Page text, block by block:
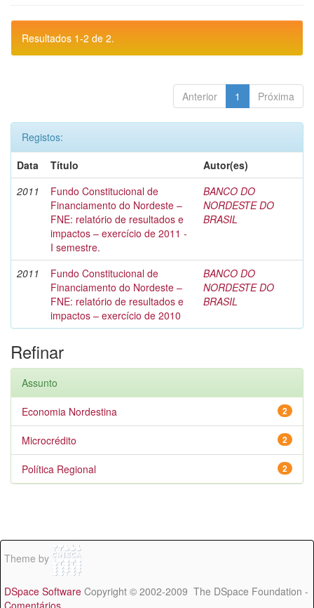
Resultados 1-2 de 2.
Anterior 1 Próxima
Registos:
Data
Título
Autor(es)
2011
Fundo Constitucional de
Financiamento do Nordeste –
FNE: relatório de resultados e
impactos – exercício de 2011 -
I semestre.
BANCO DO
NORDESTE DO
BRASIL
2011
Fundo Constitucional de
Financiamento do Nordeste –
FNE: relatório de resultados e
impactos – exercício de 2010
BANCO DO
NORDESTE DO
BRASIL
Refinar
Assunto
2
Economia Nordestina
2
Microcrédito
2
Política Regional
Theme by
DSpace Software Copyright © 2002-2009 The DSpace Foundation -
Comentários